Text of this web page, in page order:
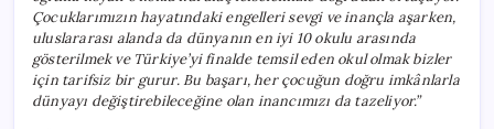
Çocuklarımızın hayatındaki engelleri sevgi ve inançla aşarken,
uluslararası alanda da dünyanın en iyi 10 okulu arasında
gösterilmek ve Türkiye’yi finalde temsil eden okul olmak bizler
için tarifsiz bir gurur. Bu başarı, her çocuğun doğru imkânlarla
dünyayı değiştirebileceğine olan inancımızı da tazeliyor.”